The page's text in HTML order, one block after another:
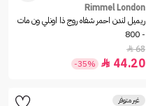
Rimmel London
ريميل لندن احمر شفاه روج ذا اونلي ون مات
- 800
68

44.20

-35%
غير متوفر